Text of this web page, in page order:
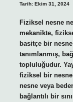
Tarih: Ekim 31, 2024
Fiziksel nesne
mekanikte,
basitçe bir
tanımlanmış,
topluluğudur.
fiziksel bir
nesne veya
bağlantılı bir